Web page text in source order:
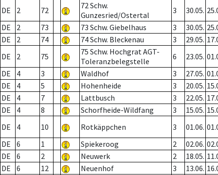
DE 2 72
72 Schw.
Gunzesried/Ostertal
3 30.05.
DE
2 73 73 Schw. Giebelhaus 3 30.05.
DE
2 74 74 Schw. Bleckenau 3 29.05.
DE
2 75
75 Schw. Hochgrat AGT-
Toleranzbelegstelle
6 23.05.
DE
4 3 Waldhof 3 27.05.
DE
4 5 Hohenheide 3 20.05.
DE
4 7 Lattbusch 3 22.05.
DE
4 8 Schorfheide-Wildfang 3 15.05.
DE
4 10 Rotkäppchen 3 01.06.
DE
6 1 Spiekeroog 2 02.06.
DE
6 2 Neuwerk 2 18.05.
DE
6 12 Neuenhof 3 13.06.